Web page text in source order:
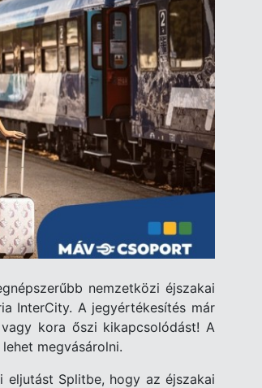
nemzetközi éjszakai
InterCity. A jegyértékesítés már
kora őszi kikapcsolódást! A
megvásárolni.
eljutást Splitbe, hogy az éjszakai